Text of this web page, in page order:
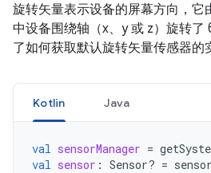
旋转矢量表示设备的屏幕方向，它
中设备围绕轴（x、y 或 z）旋转了
了如何获取默认旋转矢量传感器的
Kotlin Java
val sensorManager =
val sensor : Sensor? =